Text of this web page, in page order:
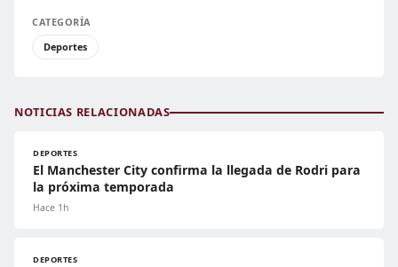
CATEGORÍA
Deportes
NOTICIAS RELACIONADAS
DEPORTES
El Manchester City confirma la llegada de Rodri para
la próxima temporada
Hace 1h
DEPORTES